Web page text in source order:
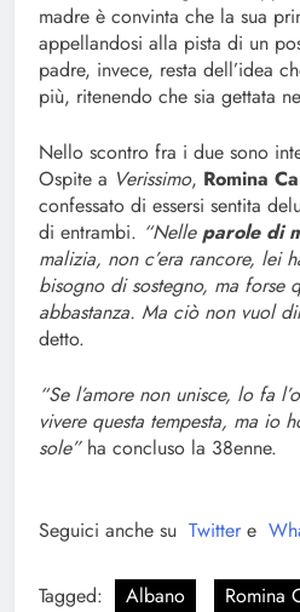
madre è convinta che la sua
appellandosi alla pista di un
padre, invece, resta dell’idea
più, ritenendo che sia gettata
Nello scontro fra i due sono
Ospite a Verissimo, Romina
confessato di essersi sentita
di entrambi. “Nelleparole di
malizia, non c’era rancore, lei
bisogno di sostegno, ma forse
abbastanza. Ma ciò non vuol
detto.
“Se l’amore non unisce, lo fa
vivere questa tempesta, ma io
sole”ha concluso la 38enne.
Seguici anche su Twitter e
Tagged: Albano
Romina